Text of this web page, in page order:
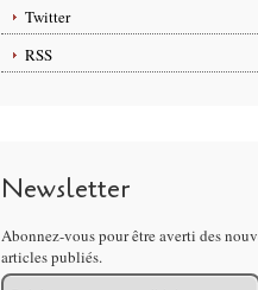
Twitter
RSS
Newsletter
Abonnez-vous pour être averti des
articles publiés.
Email